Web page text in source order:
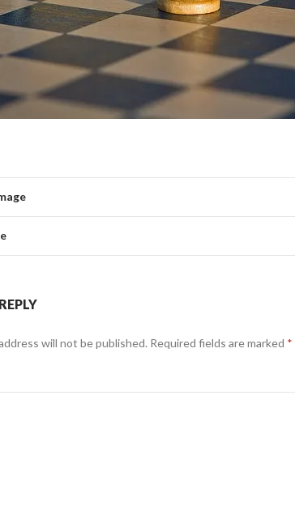
will not be published. Required fields are marked *